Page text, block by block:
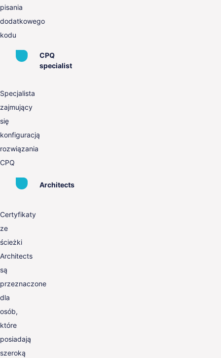
pisania
dodatkowego
kodu
CPQ
specialist
Specjalista
zajmujący
się
konfiguracją
rozwiązania
CPQ
Architects
Certyfikaty
ze
ścieżki
Architects
są
przeznaczone
dla
osób,
które
posiadają
szeroką